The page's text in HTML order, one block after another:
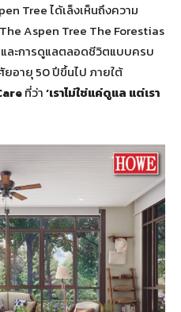
Tree ได้เล็งเห็นถึงความ
Aspen Tree The Forestias
ละการดูแลตลอดชีวิตแบบครบ
อายุ 50 ปีขึ้นไป ภายใต้
ที่ว่า‘เราไม่ใช่แค่ดูแล แต่เรา